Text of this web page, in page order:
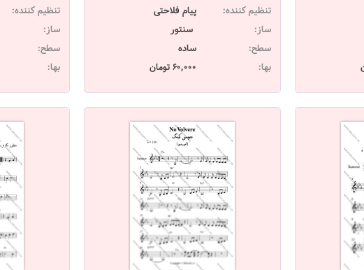
تنظیم کننده:
پیام فلاحتی
ساز:
سنتور
سطح:
ساده
بها:
60,000 تومان
تنظیم کننده:
ساز:
سطح:
بها: